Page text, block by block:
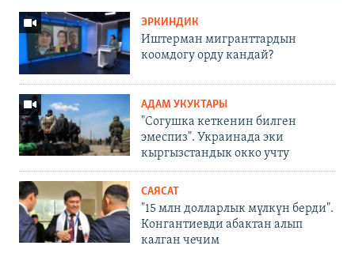
ЭРКИНДИК
Иштерман мигранттардын
коомдогу орду кандай?
АДАМ УКУКТАРЫ
"Согушка кеткенин билген
эмеспиз". Украинада эки
кыргызстандык окко учту
САЯСАТ
"15 млн долларлык мүлкүн берди".
Конгантиевди абактан алып
калган чечим